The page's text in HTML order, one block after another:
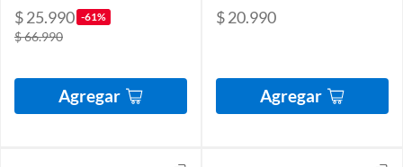
$ 25.990 -61%
$ 66.990
Agregar
$ 20.990
Agregar